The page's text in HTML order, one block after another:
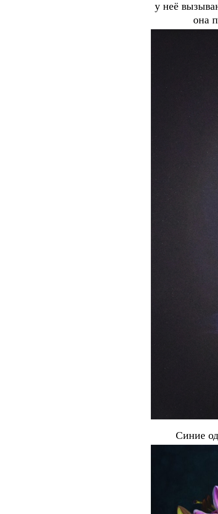
у неё
она
Синие